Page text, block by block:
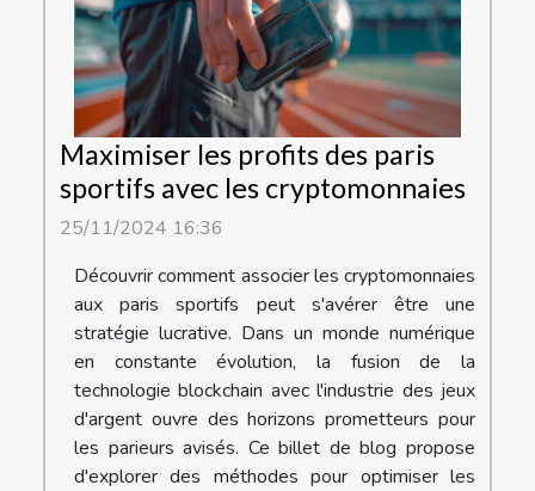
Maximiser les profits des paris
sportifs avec les cryptomonnaies
25/11/2024 16:36
Découvrir comment associer les cryptomonnaies
aux paris sportifs peut s'avérer être une
stratégie lucrative. Dans un monde numérique
en constante évolution, la fusion de la
technologie blockchain avec l'industrie des jeux
d'argent ouvre des horizons prometteurs pour
les parieurs avisés. Ce billet de blog propose
d'explorer des méthodes pour optimiser les